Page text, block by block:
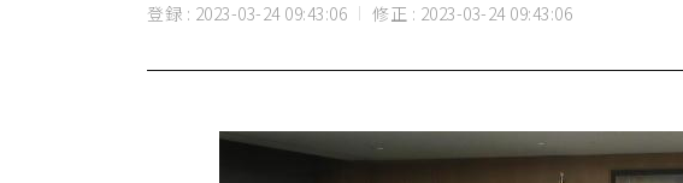
登録 : 2023-03-24 09:43:06 修正 : 2023-03-24 09:43:06